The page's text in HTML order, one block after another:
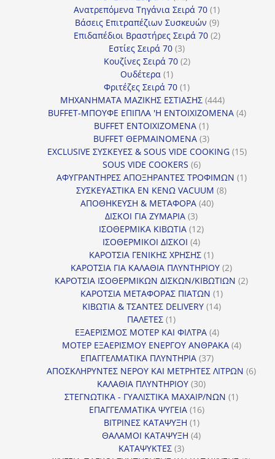
προϊόντα
Ανατρεπόμενα Τηγάνια Σειρά 70 11
προϊόν
Βάσεις Επιτραπέζιων Συσκευών 99
προϊόντα
Επιδαπέδιοι Βραστήρες Σειρά 70 22
Εστίες Σειρά 70 33
προϊόντα
Κουζίνες Σειρά 70 22
Ουδέτερα 11
προϊόν
Φριτέζες Σειρά 70 11
προϊόν
ΜΗΧΑΝΗΜΑΤΑ ΜΑΖΙΚΗΣ ΕΣΤΙΑΣΗΣ 444444
προϊόντα
BUFFET-ΜΠΟΥΦΕ ΕΠΙΠΛΑ 'Η ΕΝΤΟΙΧΙΖΟΜΕΝΑ 44
BUFFET ΕΝΤΟΙΧΙΖΟΜΕΝΑ 11
προϊόν
BUFFET ΘΕΡΜΑΙΝΟΜΕΝΑ 33
προϊόντα
EXCLUSIVE ΣΥΣΚΕΥΕΣ & SOUS VIDE COOKING 1515
SOUS VIDE COOKERS 66
προϊόντα
ΑΦΥΓΡΑΝΤΗΡΕΣ ΑΠΟΞΗΡΑΝΤΕΣ ΤΡΟΦΙΜΩΝ 11
ΣΥΣΚΕΥΑΣΤΙΚΑ ΕΝ ΚΕΝΩ VACUUM 88
ΑΠΟΘΗΚΕΥΣΗ & ΜΕΤΑΦΟΡΑ 4040
ΔΙΣΚΟΙ ΓΙΑ ΖΥΜΑΡΙΑ 33
προϊόντα
ΙΣΟΘΕΡΜΙΚΑ ΚΙΒΩΤΙΑ 1212
ΙΣΟΘΕΡΜΙΚΟΙ ΔΙΣΚΟΙ 44
προϊόντα
ΚΑΡΟΤΣΙΑ ΓΕΝΙΚΗΣ ΧΡΗΣΗΣ 11
προϊόν
ΚΑΡΟΤΣΙΑ ΓΙΑ ΚΑΛΑΘΙΑ ΠΛΥΝΤΗΡΙΟΥ 22
προϊόντα
ΚΑΡΟΤΣΙΑ ΙΣΟΘΕΡΜΙΚΩΝ ΔΙΣΚΩΝ/ΚΙΒΩΤΙΩΝ 22
ΚΑΡΟΤΣΙΑ ΜΕΤΑΦΟΡΑΣ ΠΙΑΤΩΝ 11
προϊόν
ΚΙΒΩΤΙΑ & ΤΣΑΝΤΕΣ DELIVERY 1414
ΠΑΛΕΤΕΣ 11
προϊόν
ΕΞΑΕΡΙΣΜΟΣ ΜΟΤΕΡ ΚΑΙ ΦΙΛΤΡΑ 44
προϊόντα
ΜΟΤΕΡ ΕΞΑΕΡΙΣΜΟΥ ΕΝΕΡΓΟΥ ΑΝΘΡΑΚΑ 44
ΕΠΑΓΓΕΛΜΑΤΙΚΑ ΠΛΥΝΤΗΡΙΑ 3737
προϊόντα
ΑΠΟΣΚΛΗΡΥΝΤΕΣ ΝΕΡΟΥ ΚΑΙ ΜΕΤΡΗΤΕΣ ΛΙΤΡΩΝ 66
ΚΑΛΑΘΙΑ ΠΛΥΝΤΗΡΙΟΥ 3030
προϊόντα
ΣΤΕΓΝΩΤΙΚΑ - ΓΥΑΛΙΣΤΙΚΑ ΜΑΧΑΙΡ/ΝΩΝ 11
ΕΠΑΓΓΕΛΜΑΤΙΚΑ ΨΥΓΕΙΑ 1616
ΒΙΤΡΙΝΕΣ ΚΑΤΑΨΥΞΗ 11
προϊόν
ΘΑΛΑΜΟΙ ΚΑΤΑΨΥΞΗ 44
ΚΑΤΑΨΥΚΤΕΣ 33